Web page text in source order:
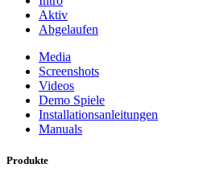
Aktiv
Abgelaufen
Media
Screenshots
Videos
Demo Spiele
Installationsanleitungen
Manuals
Produkte